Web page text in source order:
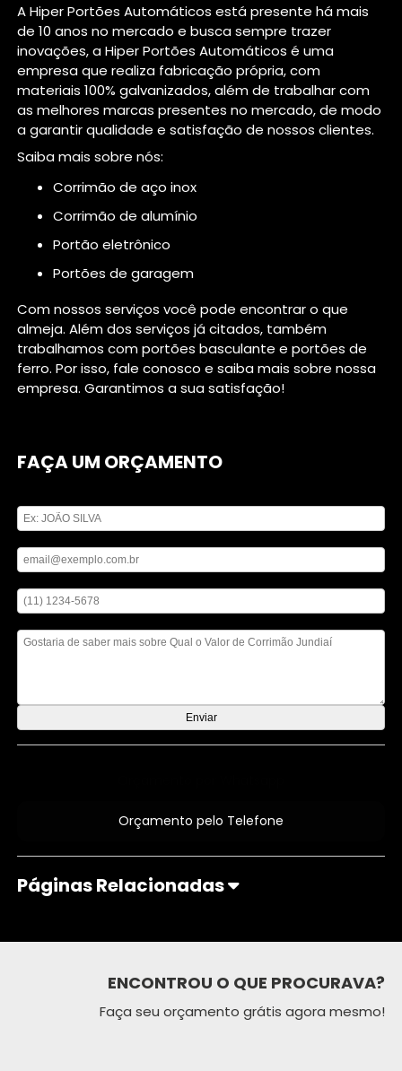
A Hiper Portões Automáticos está presente há mais
de 10 anos no mercado e busca sempre trazer
inovações, a Hiper Portões Automáticos é uma
empresa que realiza fabricação própria, com
materiais 100% galvanizados, além de trabalhar com
as melhores marcas presentes no mercado, de modo
a garantir qualidade e satisfação de nossos clientes.
Saiba mais sobre nós:
corrimão de aço inox
corrimão de alumínio
portão eletrônico
portões de garagem
Com nossos serviços você pode encontrar o que
almeja. Além dos serviços já citados, também
trabalhamos com portões basculante e portões de
ferro. Por isso, fale conosco e saiba mais sobre nossa
empresa. Garantimos a sua satisfação!
FAÇA UM ORÇAMENTO
Orçamento pelo Telefone
Páginas Relacionadas
ENCONTROU O QUE PROCURAVA?
Faça seu orçamento grátis agora mesmo!